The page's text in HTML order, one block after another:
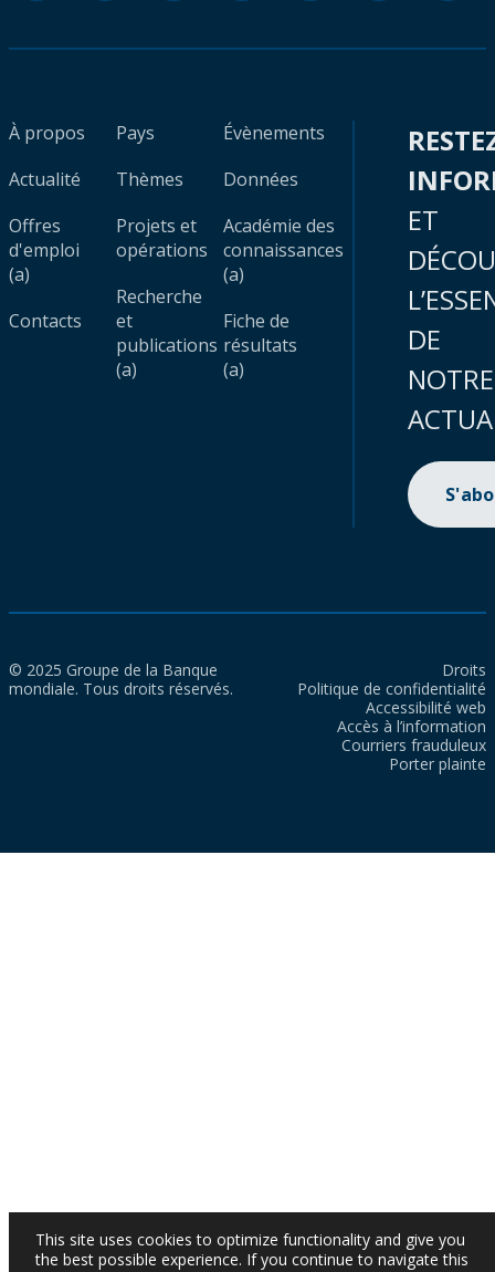
À propos
Actualité
Offres
d'emploi
(a)
Contacts
Pays
Thèmes
Projets et
opérations
Recherche
et
publications
(a)
Évènements
Données
Académie des
connaissances
(a)
Fiche de
résultats
(a)
ET
DE
NOTRE
© 2025 Groupe de la Banque
mondiale. Tous droits réservés.
Droits
Politique de confidentialité
Accessibilité web
Accès à l’information
Courriers frauduleux
Porter plainte
This site uses cookies to optimize functionality and give you
the best possible experience. If you continue to navigate this